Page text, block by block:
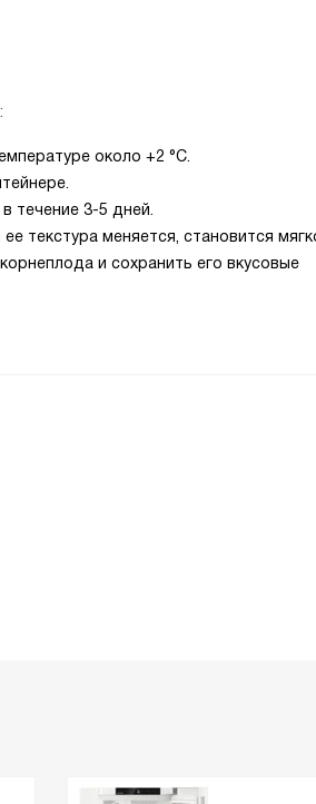
около +2 °C.
течение 3-5 дней.
текстура меняется, становится
и сохранить его вкусовые